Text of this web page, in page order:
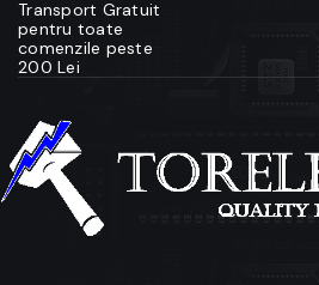
Transport Gratuit
pentru toate
comenzile peste
200 Lei